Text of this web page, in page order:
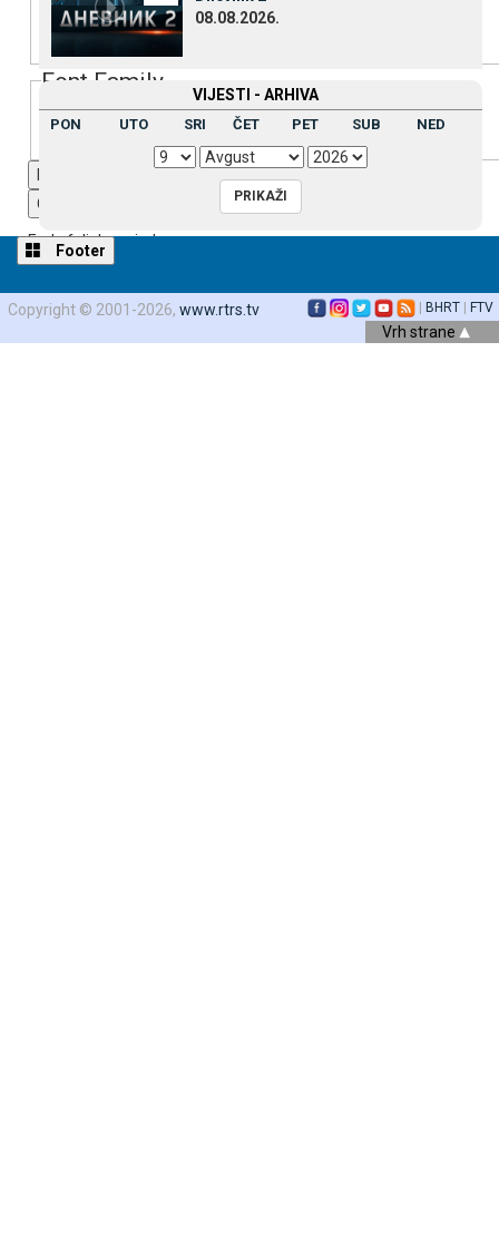
Font Family
Close Modal Dialog
End of dialog window.
08.08.2026.
VIЈESTI - ARHIVA
PON UTO SRI ČET PET SUB NED
Footer
Copyright © 2001-2026, www.rtrs.tv BHRT FTV
Vrh strane